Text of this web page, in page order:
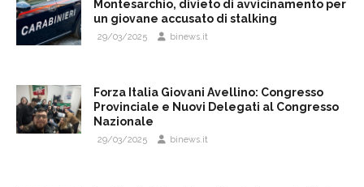
Montesarchio, divieto di avvicinamento per
un giovane accusato di stalking
29/03/2025 binews.it
Forza Italia Giovani Avellino: Congresso
Provinciale e Nuovi Delegati al Congresso
Nazionale
29/03/2025 binews.it